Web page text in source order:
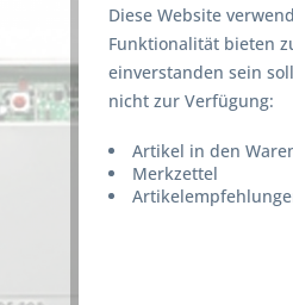
Diese Website
Funktionalität bieten
einverstanden sein
nicht zur Verfügung:
Artikel in den
Merkzettel